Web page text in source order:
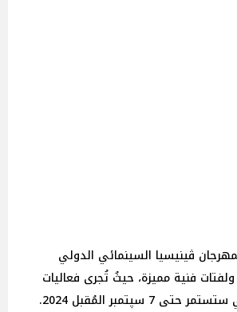
ڤينيسيا السينمائي الدولي
81 أحداثاً ولفتات فنية مميزة، حيثُ تُجرى فعاليات
7 سپتمبر المُقبل 2024.